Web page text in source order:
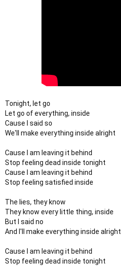
Tonight, let go
Let go of everything, inside
Cause I said so
We'll make everything inside alright
Cause I am leaving it behind
Stop feeling dead inside tonight
Cause I am leaving it behind
Stop feeling satisfied inside
The lies, they know
They know every little thing, inside
But I said no
And I'll make everything inside alright
Cause I am leaving it behind
Stop feeling dead inside tonight